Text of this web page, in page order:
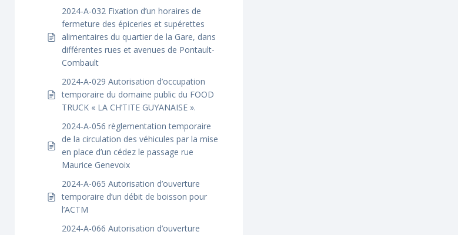
2024-A-032 Fixation d’un horaires de
fermeture des épiceries et supérettes
alimentaires du quartier de la Gare, dans
différentes rues et avenues de Pontault-
Combault
2024-A-029 Autorisation d’occupation
temporaire du domaine public du FOOD
TRUCK « LA CH’TITE GUYANAISE ».
2024-A-056 règlementation temporaire
de la circulation des véhicules par la mise
en place d’un cédez le passage rue
Maurice Genevoix
2024-A-065 Autorisation d’ouverture
temporaire d’un débit de boisson pour
l’ACTM
2024-A-066 Autorisation d’ouverture